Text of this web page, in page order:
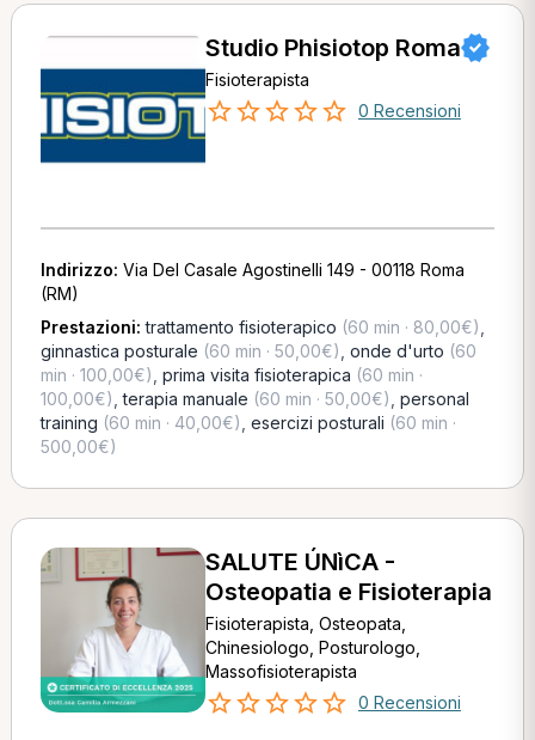
Studio Phisiotop Roma
Fisioterapista
0 Recensioni
Indirizzo: Via Del Casale Agostinelli 149 - 00118 Roma
(RM)
Prestazioni:trattamento fisioterapico (60 min · 80,00€)
ginnastica posturale (60 min · 50,00€) onde d'urto (60
min · 100,00€) prima visita fisioterapica (60 min ·
100,00€) ,terapia manuale (60 min · 50,00€) personal
training (60 min · 40,00€) esercizi posturali (60 min ·
500,00€)
SALUTE ÚNìCA -
Osteopatia e Fisioterapia
Fisioterapista, Osteopata,
Chinesiologo, Posturologo,
Massofisioterapista
0 Recensioni